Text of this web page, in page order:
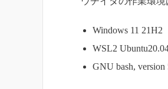
Windows 11 21H2
WSL2
GNU bash, version